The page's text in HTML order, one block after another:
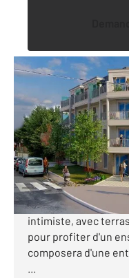
STE GENEVIEVE DES
, 2 pièces
Ref : 24323
Appartement F2
230
Découvrez ce
au 3ème et dernier
intimiste, avec
pour profiter d'un
composera d'une